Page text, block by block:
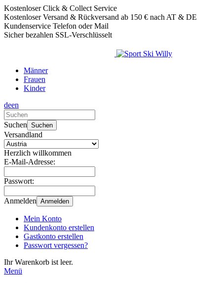
Kostenloser Click & Collect Service
Kostenloser Versand & Rückversand ab 150 € nach AT & DE
Kundenservice Telefon oder Mail
Sicher bezahlen SSL-Verschlüsselt
Männer
Frauen
Kinder
deen
die
nach
oben
unten,
um
das
Suchen Suchen
Versandland
Herzlich willkommen
E-Mail-Adresse:
Passwort:
Anmelden Anmelden
Mein Konto
Kundenkonto erstellen
Gastkonto erstellen
Passwort vergessen?
Ihr Warenkorb ist leer.
Menü